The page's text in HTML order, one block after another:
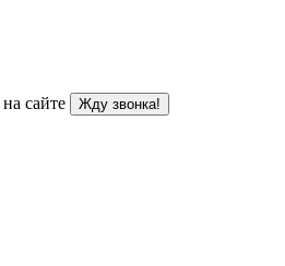
на сайте Жду звонка!